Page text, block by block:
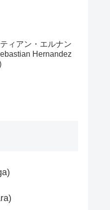
ィアン・エルナン
Hernandez